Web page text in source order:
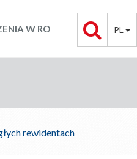
PL
W RO
rewidentach